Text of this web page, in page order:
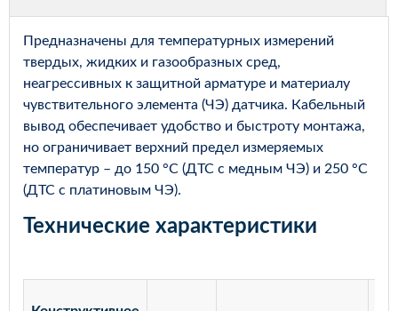
Предназначены для температурных измерений
твердых, жидких и газообразных сред,
неагрессивных к защитной арматуре и материалу
чувствительного элемента (ЧЭ) датчика. Кабельный
вывод обеспечивает удобство и быстроту монтажа,
но ограничивает верхний предел измеряемых
температур – до 150 °С (ДТС с медным ЧЭ) и 250 °С
(ДТС с платиновым ЧЭ).
Технические характеристики